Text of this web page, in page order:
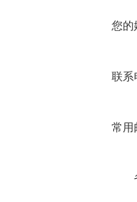
您的
联系
常用